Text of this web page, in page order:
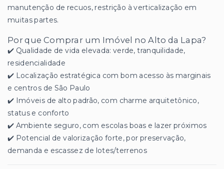
manutenção de recuos, restrição à verticalização em
muitas partes.
Por que Comprar um Imóvel no Alto da Lapa?
✔️ Qualidade de vida elevada: verde, tranquilidade,
residencialidade
✔️ Localização estratégica com bom acesso às marginais
e centros de São Paulo
✔️ Imóveis de alto padrão, com charme arquitetônico,
status e conforto
✔️ Ambiente seguro, com escolas boas e lazer próximos
✔️ Potencial de valorização forte, por preservação,
demanda e escassez de lotes/terrenos